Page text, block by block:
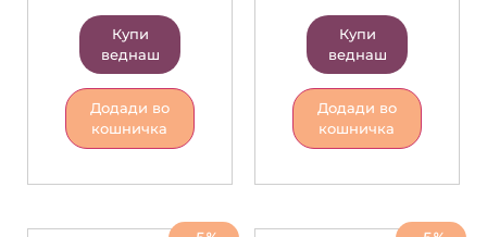
Купи
веднаш
Додади во
кошничка
Купи
веднаш
Додади во
кошничка